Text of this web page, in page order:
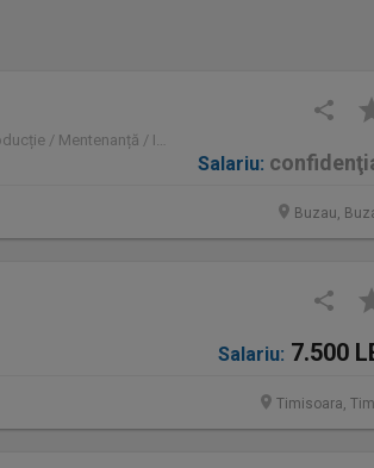
Full time | Mid-Level / Manager/Executiv | Producție / Mentenanță / Instalații / Inginerie / Tehnologie / Construcţii / Amenajări
Salariu:
Buzau,
Salariu: 7.500
Timisoara,